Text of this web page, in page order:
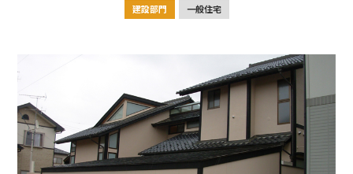
施工実績
地域・社会貢献
Topics 社内活動
お知らせ 広報誌 最新技術の革新
建設部門 一般住宅